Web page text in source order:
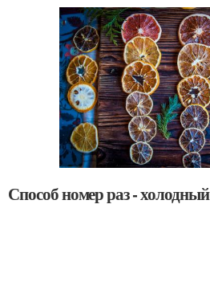
Способ номер раз - холодный